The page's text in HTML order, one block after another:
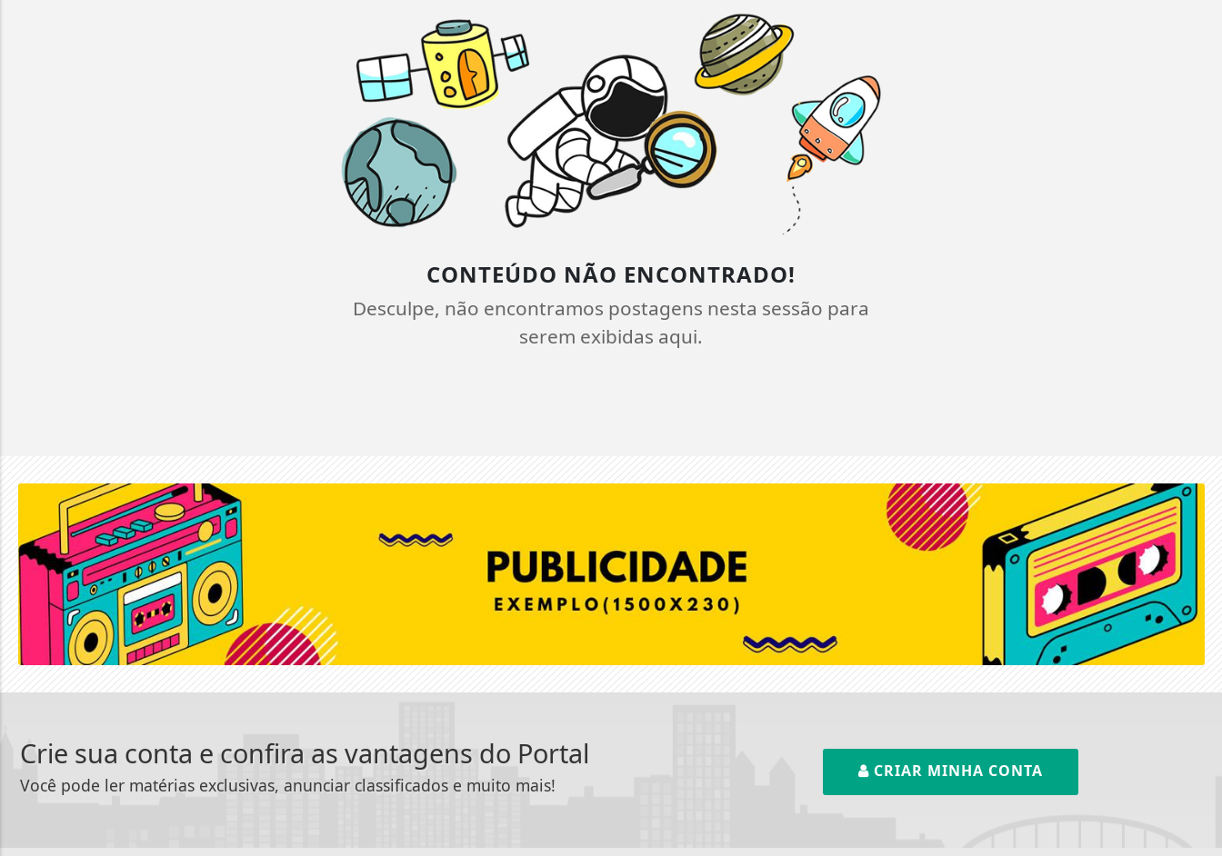
CONTEÚDO NÃO ENCONTRADO!
Desculpe, não encontramos postagens nesta sessão para
serem exibidas aqui.
Crie sua conta e confira as vantagens do Portal
Você pode ler matérias exclusivas, anunciar classificados e muito mais!
CRIAR MINHA CONTA